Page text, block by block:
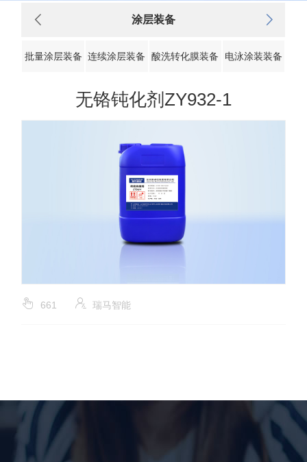
涂层装备
批量涂层装备 连续涂层装备 酸洗转化膜装备 电泳涂装装备
无铬钝化剂ZY932-1
661 瑞马智能